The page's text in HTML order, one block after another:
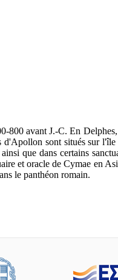
avant J.-C. En
sont situés sur
que dans certains
et oracle de Cymae en
le panthéon romain.